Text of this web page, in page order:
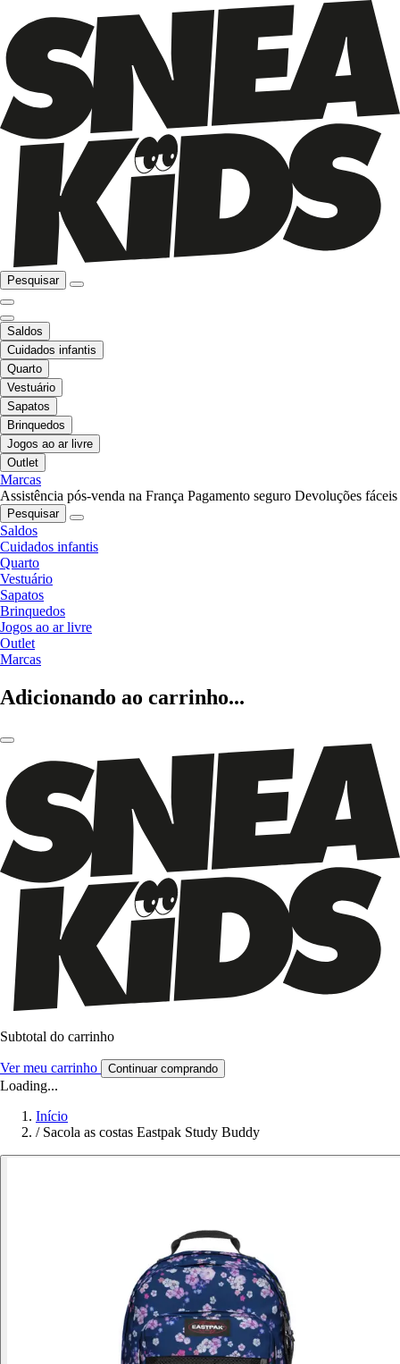
Pesquisar
Saldos
Cuidados infantis
Quarto
Vestuário
Sapatos
Brinquedos
Jogos ao ar livre
Outlet
Marcas
Assistência pós-venda na França Pagamento seguro Devoluções fáceis
Pesquisar
Saldos
Cuidados infantis
Quarto
Vestuário
Sapatos
Brinquedos
Jogos ao ar livre
Outlet
Marcas
Adicionando ao carrinho...
Subtotal do carrinho
Ver meu carrinho Continuar comprando
Loading...
Início
/ Sacola as costas Eastpak Study Buddy